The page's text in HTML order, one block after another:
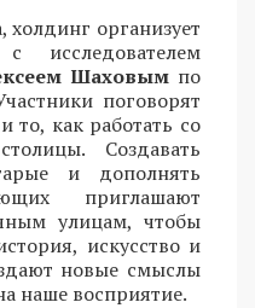
холдинг организует
исследователем
Шаховым по
поговорят
то, как работать со
Создавать
и дополнять
приглашают
улицам, чтобы
искусство и
новые смыслы
наше восприятие.